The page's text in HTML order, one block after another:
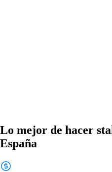
Lo mejor de hacer
España